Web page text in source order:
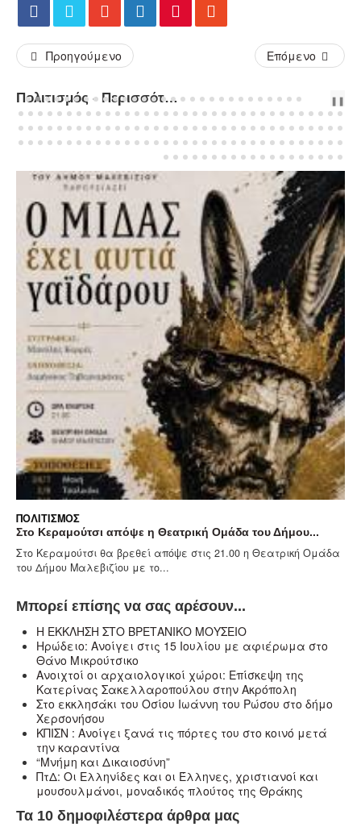
Προηγούμενο Επόμενο
Πολιτισμός - Περισσότερα Άρθρα... PREVNEXT
❚❚
η Θεατρική Ομάδα του Δήμου...
απόψε στις 21.00 η Θεατρική Ομάδα
με το...
Αναπληρώτρια
Στις 21.00 απόψε το
Μπορεί επίσης να σας αρέσουν...
Η ΕΚΚΛΗΣΗ ΣΤΟ ΒΡΕΤΑΝΙΚΟ ΜΟΥΣΕΙΟ
Ηρώδειο: Ανοίγει στις 15 Ιουλίου με αφιέρωμα στο
Θάνο Μικρούτσικο
Ανοιχτοί οι αρχαιολογικοί χώροι: Επίσκεψη της
Κατερίνας Σακελλαροπούλου στην Ακρόπολη
Στο εκκλησάκι του Οσίου Ιωάννη του Ρώσου στο δήμο
Χερσονήσου
ΚΠΙΣΝ : Ανοίγει ξανά τις πόρτες του στο κοινό μετά
την καραντίνα
“Μνήμη και Δικαιοσύνη”
ΠτΔ: Οι Ελληνίδες και οι Έλληνες, χριστιανοί και
μουσουλμάνοι, μοναδικός πλούτος της Θράκης
Τα 10 δημοφιλέστερα άρθρα μας